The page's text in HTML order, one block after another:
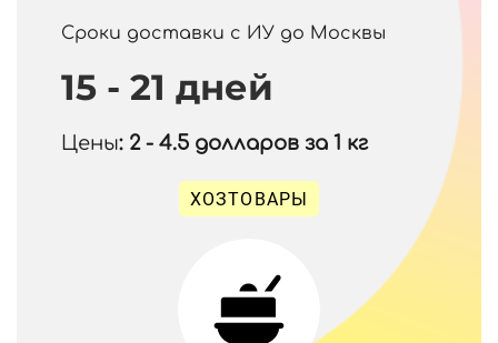
Сроки доставки с ИУ до Москвы
15 - 21 дней
Цены: 2 - 4.5 долларов за 1 кг
ХОЗТОВАРЫ